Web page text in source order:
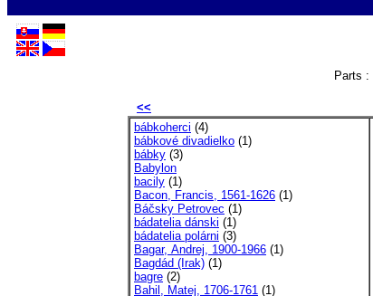
Parts :
<<
bábkoherci (4)
bábkové divadielko (1)
bábky (3)
Babylon
bacily (1)
Bacon, Francis, 1561-1626 (1)
Báčsky Petrovec (1)
bádatelia dánski (1)
bádatelia polárni (3)
Bagar, Andrej, 1900-1966 (1)
Bagdád (Irak) (1)
bagre (2)
Bahil, Matej, 1706-1761 (1)